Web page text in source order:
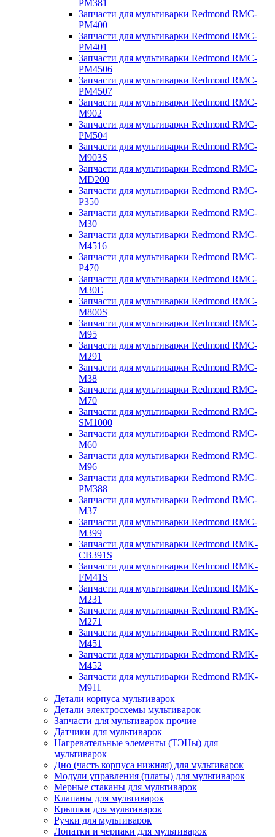
PM381
Запчасти для мультиварки Redmond RMC-
PM400
Запчасти для мультиварки Redmond RMC-
PM401
Запчасти для мультиварки Redmond RMC-
PM4506
Запчасти для мультиварки Redmond RMC-
PM4507
Запчасти для мультиварки Redmond RMC-
M902
Запчасти для мультиварки Redmond RMC-
PM504
Запчасти для мультиварки Redmond RMC-
M903S
Запчасти для мультиварки Redmond RMC-
MD200
Запчасти для мультиварки Redmond RMC-
P350
Запчасти для мультиварки Redmond RMC-
M30
Запчасти для мультиварки Redmond RMC-
M4516
Запчасти для мультиварки Redmond RMC-
P470
Запчасти для мультиварки Redmond RMC-
M30E
Запчасти для мультиварки Redmond RMC-
M800S
Запчасти для мультиварки Redmond RMC-
M95
Запчасти для мультиварки Redmond RMC-
M291
Запчасти для мультиварки Redmond RMC-
M38
Запчасти для мультиварки Redmond RMC-
M70
Запчасти для мультиварки Redmond RMC-
SM1000
Запчасти для мультиварки Redmond RMC-
M60
Запчасти для мультиварки Redmond RMC-
M96
Запчасти для мультиварки Redmond RMC-
PM388
Запчасти для мультиварки Redmond RMC-
M37
Запчасти для мультиварки Redmond RMC-
M399
Запчасти для мультиварки Redmond RMK-
CB391S
Запчасти для мультиварки Redmond RMK-
FM41S
Запчасти для мультиварки Redmond RMK-
M231
Запчасти для мультиварки Redmond RMK-
M271
Запчасти для мультиварки Redmond RMK-
M451
Запчасти для мультиварки Redmond RMK-
M452
Запчасти для мультиварки Redmond RMK-
M911
Детали корпуса мультиварок
Детали электросхемы мультиварок
Запчасти для мультиварок прочие
Датчики для мультиварок
Нагревательные элементы (ТЭНы) для
мультиварок
Дно (часть корпуса нижняя) для мультиварок
Модули управления (платы) для мультиварок
Мерные стаканы для мультиварок
Клапаны для мультиварок
Крышки для мультиварок
Ручки для мультиварок
Лопатки и черпаки для мультиварок